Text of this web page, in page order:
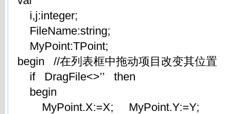
i,j:integer;
FileName:string;
MyPoint:TPoint;
begin //在列表框中拖动项目改变其位置
if DragFile<>’’ then
begin
MyPoint.X:=X; MyPoint.Y:=Y;